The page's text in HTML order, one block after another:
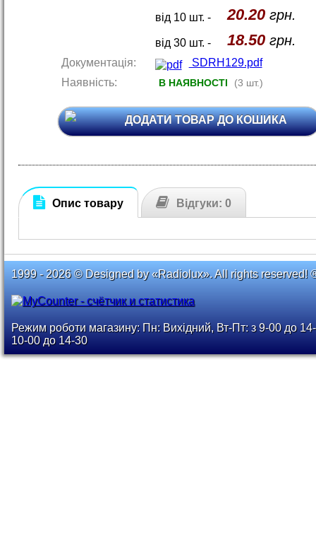
від 10 шт. - 20.20грн.
від 30 шт. - 18.50грн.
Документація:
SDRH129.pdf
Наявність:
В НАЯВНОСТІ (3 шт.)
ДОДАТИ ТОВАР ДО КОШИКА
Опис товару Відгуки: 0
1999 - 2026 © Designed by «Radiolux». All rights reserved!
Режим роботи магазину: Пн: Вихідний, Вт-Пт: з 9-00 до
10-00 до 14-30